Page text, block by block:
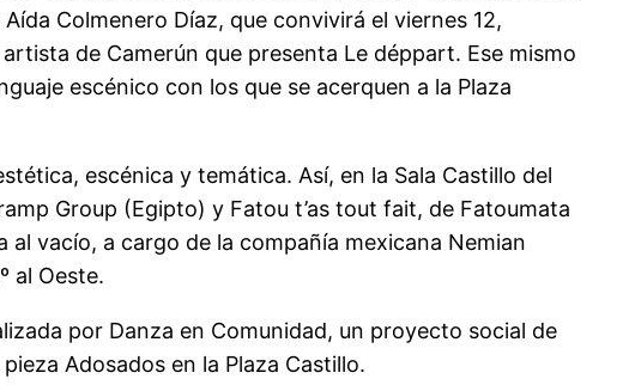
Colmenero Díaz, que convivirá el viernes 12,
de Camerún que presenta Le déppart. Ese mismo
escénico con los que se acerquen a la Plaza
escénica y temática. Así, en la Sala Castillo del
Group (Egipto) y Fatou t’as tout fait, de Fatoumata
vacío, a cargo de la compañía mexicana Nemian
al Oeste.
por Danza en Comunidad, un proyecto social de
Adosados en la Plaza Castillo.